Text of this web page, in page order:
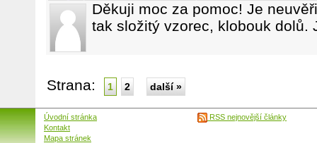
Děkuji moc za pomoc! Je
tak složitý vzorec, klobouk dolů.
Strana: 1 2 další »
Úvodní stránka
Kontakt
Mapa stránek
RSS nejnovější články